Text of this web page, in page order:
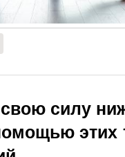
силу
этих